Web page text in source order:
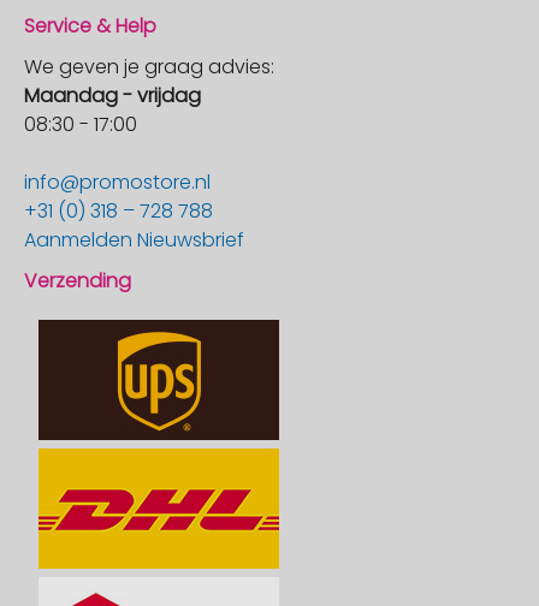
Service & Help
We geven je graag advies:
Maandag - vrijdag
08:30 - 17:00
info@promostore.nl
+31 (0) 318 – 728 788
Aanmelden Nieuwsbrief
Verzending